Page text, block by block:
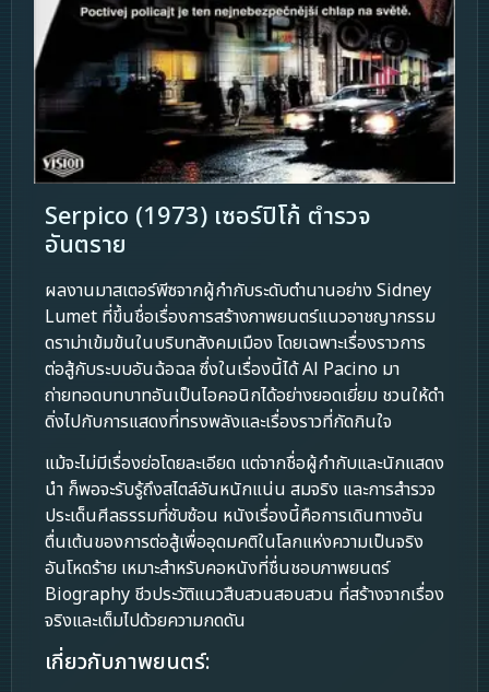
Serpico (1973) เซอร์ปิโก้ ตำรวจ
อันตราย
ผลงานมาสเตอร์พีซจากผู้กำกับระดับตำนานอย่าง Sidney
Lumet ที่ขึ้นชื่อเรื่องการสร้างภาพยนตร์แนวอาชญากรรม
ดราม่าเข้มข้นในบริบทสังคมเมือง โดยเฉพาะเรื่องราวการ
ต่อสู้กับระบบอันฉ้อฉล ซึ่งในเรื่องนี้ได้ Al Pacino มา
ถ่ายทอดบทบาทอันเป็นไอคอนิกได้อย่างยอดเยี่ยม ชวนให้ดำ
ดิ่งไปกับการแสดงที่ทรงพลังและเรื่องราวที่กัดกินใจ
แม้จะไม่มีเรื่องย่อโดยละเอียด แต่จากชื่อผู้กำกับและนักแสดง
นำ ก็พอจะรับรู้ถึงสไตล์อันหนักแน่น สมจริง และการสำรวจ
ประเด็นศีลธรรมที่ซับซ้อน หนังเรื่องนี้คือการเดินทางอัน
ตื่นเต้นของการต่อสู้เพื่ออุดมคติในโลกแห่งความเป็นจริง
อันโหดร้าย เหมาะสำหรับคอหนังที่ชื่นชอบภาพยนตร์
Biography ชีวประวัติแนวสืบสวนสอบสวน ที่สร้างจากเรื่อง
จริงและเต็มไปด้วยความกดดัน
เกี่ยวกับภาพยนตร์: